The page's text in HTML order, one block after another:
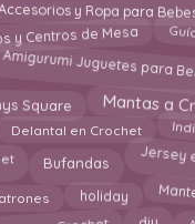
y Ropa para
y Centros de Mesa
Amigurumi Juguetes para
Square Mantas a
Delantal en Crochet
Bufandas Jersey
holiday